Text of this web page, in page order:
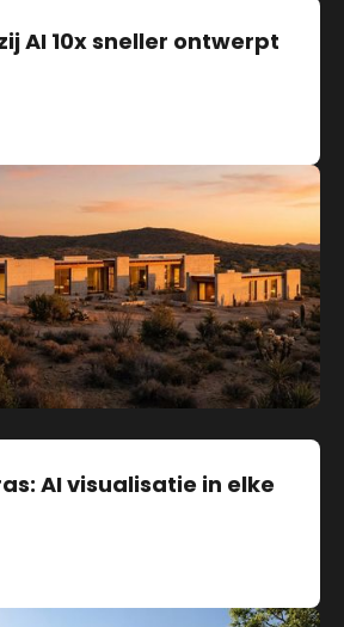
AI 10x sneller ontwerpt
AI visualisatie in elke